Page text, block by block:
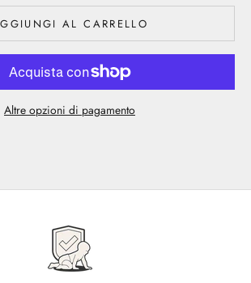
AL CARRELLO
Altre opzioni di pagamento